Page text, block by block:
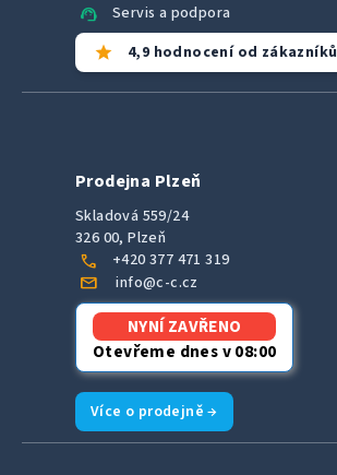
support_agent Servis a podpora
star 4,9 hodnocení od zákazníků
Prodejna Plzeň
Skladová 559/24
326 00, Plzeň
call +420 377 471 319
mail info@c-c.cz
NYNÍ ZAVŘENO
Otevřeme dnes v 08:00
Více o prodejně →